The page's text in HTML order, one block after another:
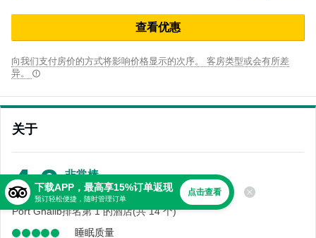
查⁠看优⁠惠
向我们支付房价的方式将影响价格显示的次序。 客房类型或会有所差
异。
关于
4.9 非常棒
2,658 条点评
Port Ghalib排名第 1 的酒店(共 14 个)
睡眠质量
下载APP，最高享15%订单返现
预订轻松便捷，随时管理订单
点击查看